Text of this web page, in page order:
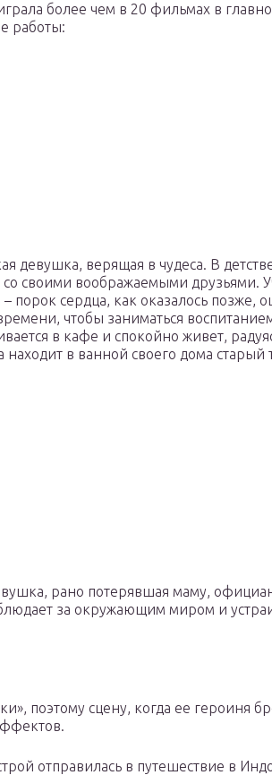
более чем в 20 фильмах в
работы:
девушка, верящая в чудеса. В
своими воображаемыми друзьями.
– порок сердца, как оказалось позже,
чтобы заниматься
в кафе и спокойно живет,
в ванной своего дома
рано потерявшая маму,
за окружающим миром и
поэтому сцену, когда ее героиня
отправилась в путешествие в